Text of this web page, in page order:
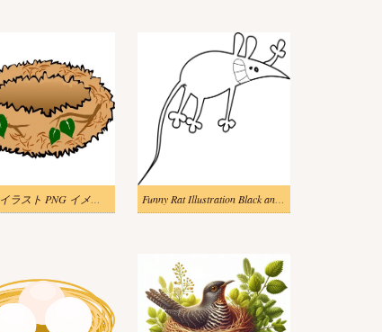
鳥の巣イラスト PNG イメージ 2 Funny Rat Illustration Black and White